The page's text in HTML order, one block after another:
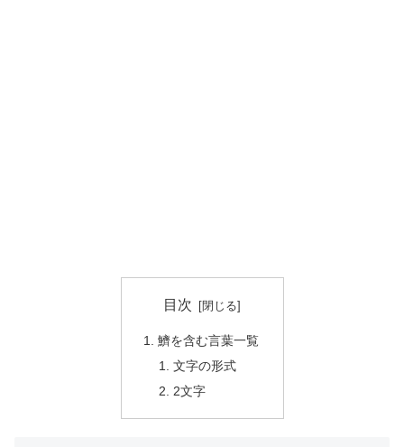
目次
鱭を含む言葉一覧
文字の形式
2文字